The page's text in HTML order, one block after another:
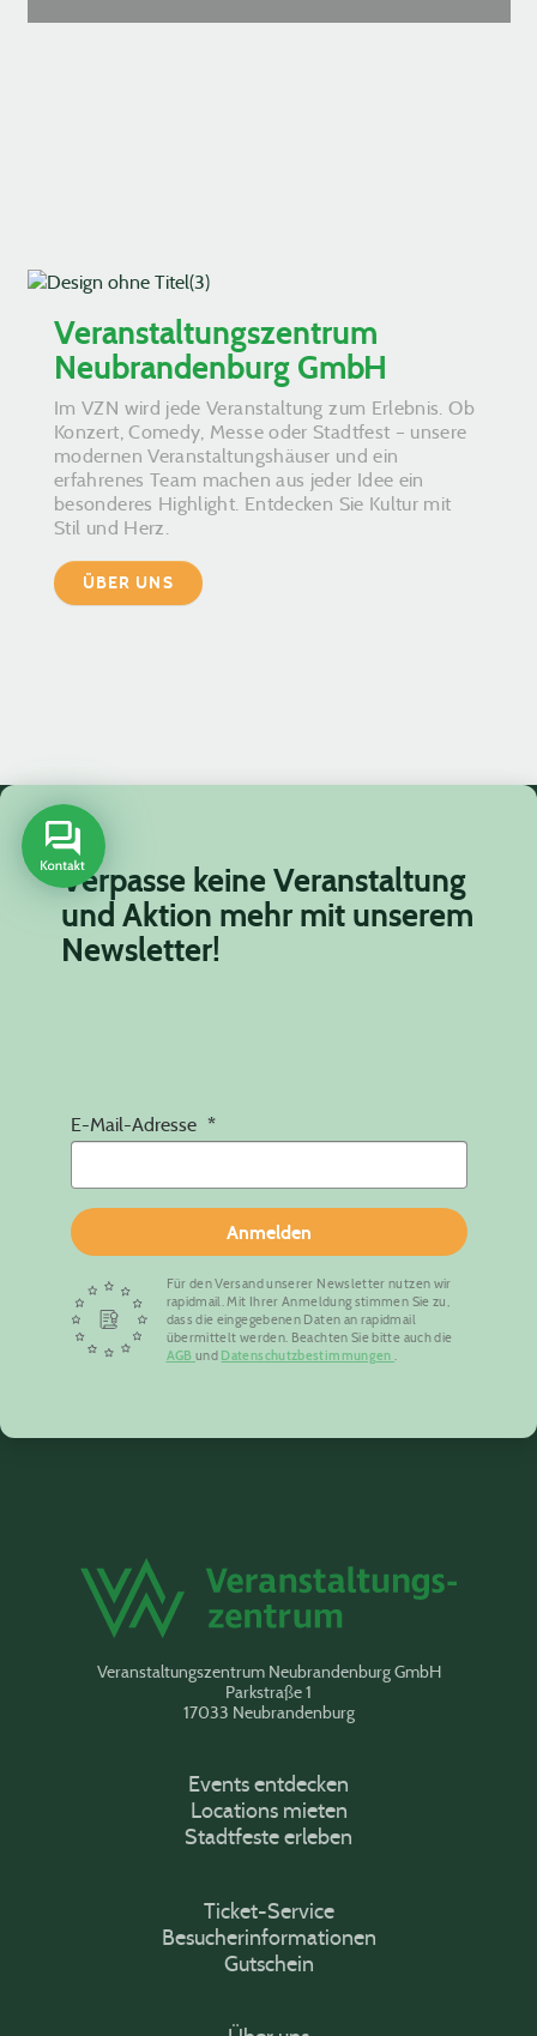
Veranstaltungszentrum
Neubrandenburg GmbH
Im VZN wird jede Veranstaltung zum Erlebnis. Ob
Konzert, Comedy, Messe oder Stadtfest – unsere
modernen Veranstaltungshäuser und ein
erfahrenes Team machen aus jeder Idee ein
besonderes Highlight. Entdecken Sie Kultur mit
Stil und Herz.
ÜBER UNS
Verpasse keine Veranstaltung
und Aktion mehr mit unserem
Newsletter!
E-Mail-Adresse
Anmelden
Für den Versand unserer Newsletter nutzen wir
rapidmail. Mit Ihrer Anmeldung stimmen Sie zu,
dass die eingegebenen Daten an rapidmail
übermittelt werden. Beachten Sie bitte auch die
AGB und Datenschutzbestimmungen
Veranstaltungszentrum Neubrandenburg GmbH
Parkstraße 1
17033 Neubrandenburg
Events entdecken
Locations mieten
Stadtfeste erleben
Ticket-Service
Besucherinformationen
Gutschein